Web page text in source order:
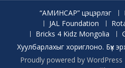
“АМИНСАР” цэцэрлэг
JAL Foundation
Bricks 4 Kidz Mongolia
Хуулбарлахыг хориглоно. Бүх
Proudly powered by WordPress